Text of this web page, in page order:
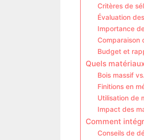
Critères de
Évaluation
Importance
Comparaison
Budget et
Quels
Bois massif
Finitions en
Utilisation de
Impact des
Comment
Conseils de